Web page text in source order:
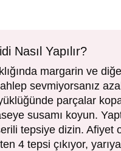
Nasıl Yapılır?
margarin ve
sevmiyorsanız
parçalar
susamı koyun.
tepsiye dizin. Afiyet
4 tepsi çıkıyor,